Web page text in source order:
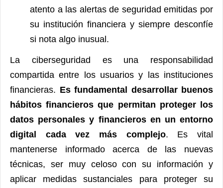
atento a las alertas de seguridad emitidas por
su institución financiera y siempre desconfíe
si nota algo inusual.
La ciberseguridad es una responsabilidad
compartida entre los usuarios y las instituciones
financieras. Es fundamental desarrollar buenos
hábitos financieros que permitan proteger los
datos personales y financieros en un entorno
digital cada vez más complejo. Es vital
mantenerse informado acerca de las nuevas
técnicas, ser muy celoso con su información y
aplicar medidas sustanciales para proteger su